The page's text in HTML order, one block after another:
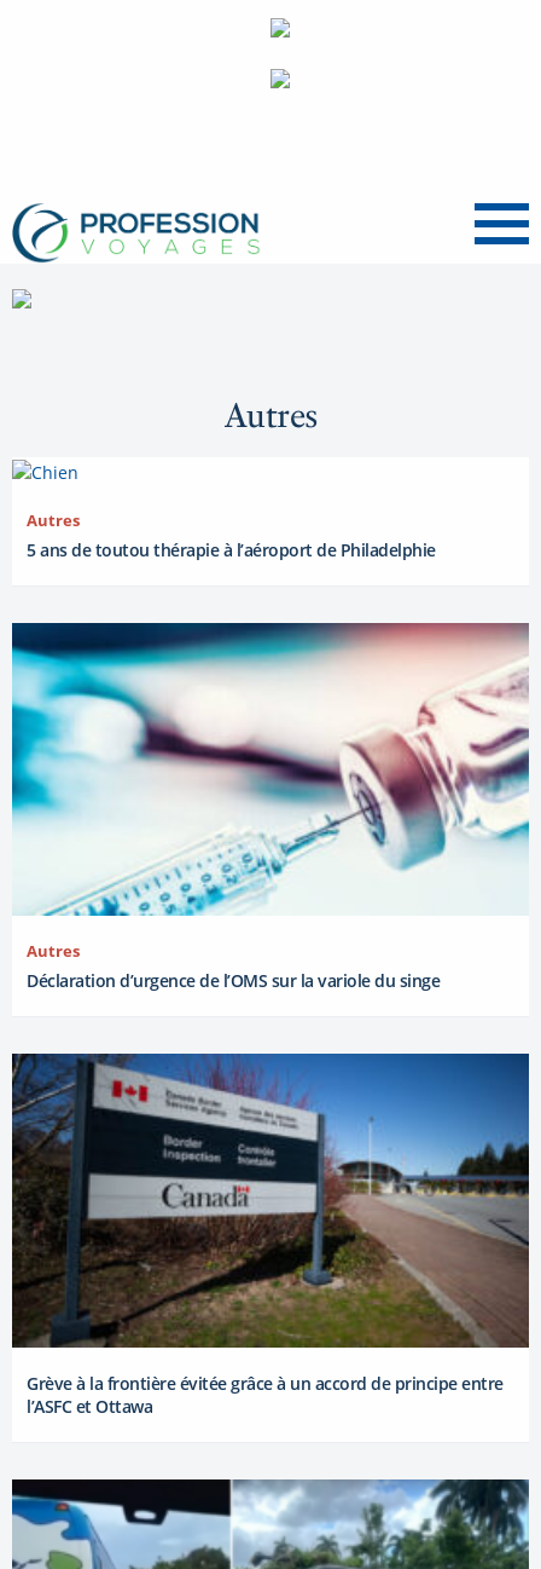
Menu
Autres
Autres
5 ans de toutou thérapie à l’aéroport de Philadelphie
Autres
Déclaration d’urgence de l’OMS sur la variole du singe
Grève à la frontière évitée grâce à un accord de principe entre
l’ASFC et Ottawa